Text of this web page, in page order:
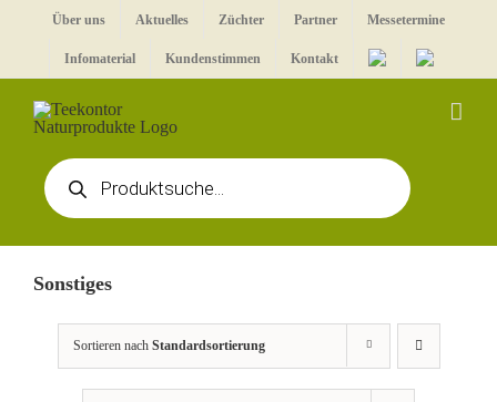
Über uns Aktuelles Züchter Partner Messetermine
Infomaterial Kundenstimmen Kontakt
Products
search
Sonstiges
Sortieren nach Standardsortierung